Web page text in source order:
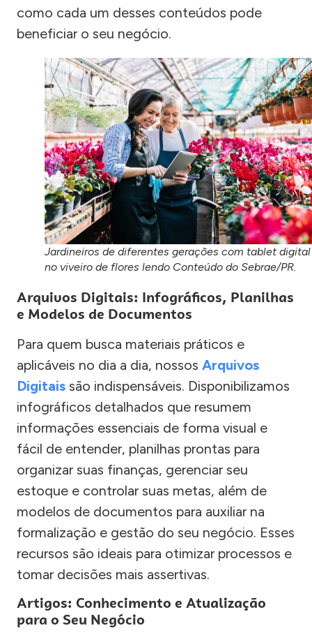
como cada um desses conteúdos pode
beneficiar o seu negócio.
Jardineiros de diferentes gerações com tablet digital
no viveiro de flores lendo Conteúdo do Sebrae/PR.
Arquivos Digitais: Infográficos, Planilhas
e Modelos de Documentos
Para quem busca materiais práticos e
aplicáveis no dia a dia, nossos Arquivos
Digitais são indispensáveis. Disponibilizamos
infográficos detalhados que resumem
informações essenciais de forma visual e
fácil de entender, planilhas prontas para
organizar suas finanças, gerenciar seu
estoque e controlar suas metas, além de
modelos de documentos para auxiliar na
formalização e gestão do seu negócio. Esses
recursos são ideais para otimizar processos e
tomar decisões mais assertivas.
Artigos: Conhecimento e Atualização
para o Seu Negócio